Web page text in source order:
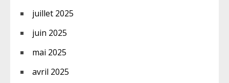
juillet 2025
juin 2025
mai 2025
avril 2025